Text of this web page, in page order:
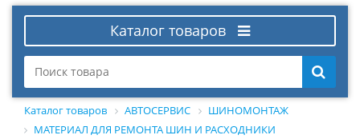
Каталог товаров
Каталог товаров АВТОСЕРВИС
ШИНОМОНТАЖ
МАТЕРИАЛ ДЛЯ РЕМОНТА ШИН И РАСХОДНИКИ